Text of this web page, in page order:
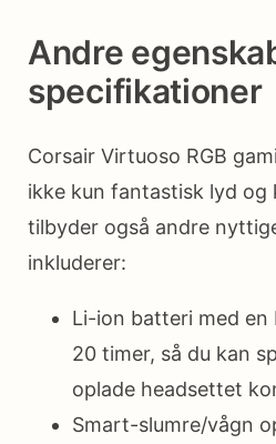
Andre
specifikationer
Corsair Virtuoso RGB
ikke kun fantastisk lyd
tilbyder også andre
inkluderer:
Li-ion batteri med
20 timer, så du kan
oplade headsettet
Smart-slumre/vågn